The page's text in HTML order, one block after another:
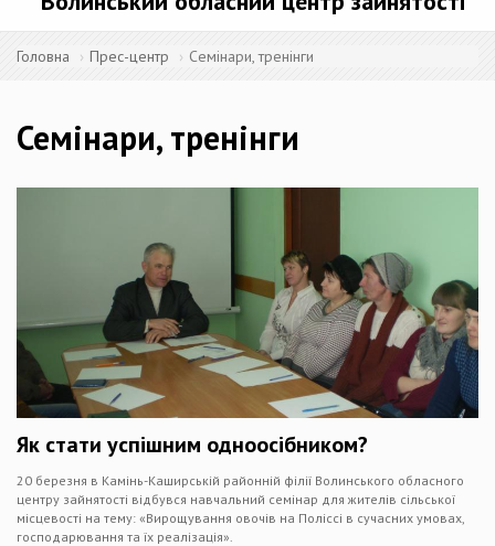
Головна Прес-центр Семінари, тренінги
Семінари, тренінги
Як стати успішним одноосібником?
20 березня в Камінь-Каширській районній філії Волинського обласного
центру зайнятості відбувся навчальний семінар для жителів сільської
місцевості на тему: «Вирощування овочів на Поліссі в сучасних умовах,
господарювання та їх реалізація».